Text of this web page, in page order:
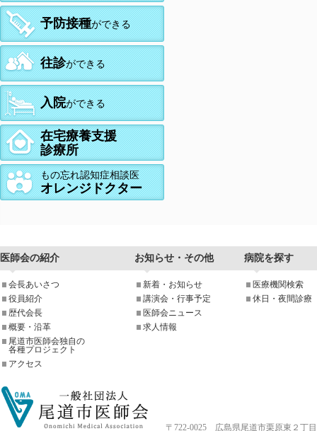
予防接種ができる
往診ができる
入院ができる
在宅療養支援
診療所
もの忘れ認知症相談医
オレンジドクター
医師会の紹介 お知らせ・その他 病院を探す
会長あいさつ
役員紹介
歴代会長
概要・沿革
尾道市医師会独自の
各種プロジェクト
アクセス
新着・お知らせ
講演会・行事予定
医師会ニュース
求人情報
医療機関検索
休日・夜間診療
〒722-0025 広島県尾道市栗原東２丁